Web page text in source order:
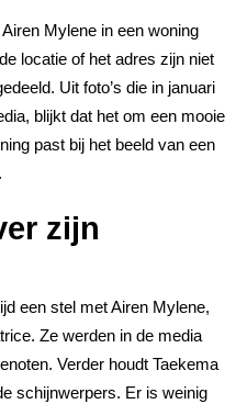
Mylene in een woning
locatie of het adres zijn niet
Uit foto’s die in januari
blijkt dat het om een mooie
past bij het beeld van een
zijn
een stel met Airen Mylene,
Ze werden in de media
Verder houdt Taekema
schijnwerpers. Er is weinig